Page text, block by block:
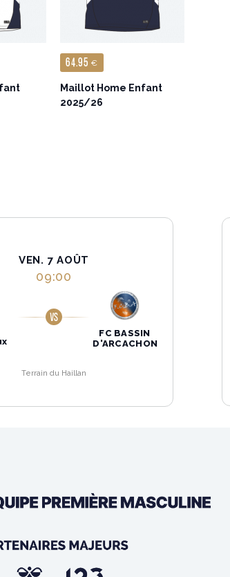
64.95 €
Maillot Home Enfant
2025/26
VEN. 7 AOÛT
09:00
FC BASSIN
D'ARCACHON
Terrain du Haillan